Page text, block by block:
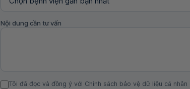
Nội dung cần tư vấn
Tôi đã đọc và đồng ý với Chính sách bảo vệ dữ liệu cá